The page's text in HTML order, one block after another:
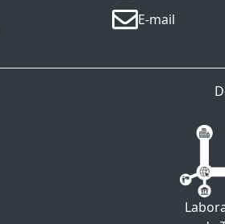
E-mail